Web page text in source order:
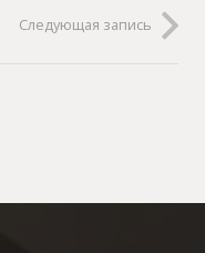
Следующая запись